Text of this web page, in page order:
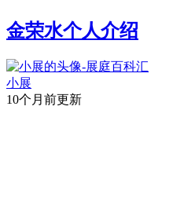
金荣水个人介绍
小展
10个月前更新